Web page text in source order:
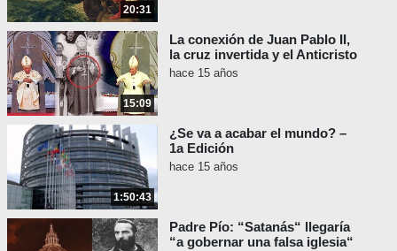
20:31
15:09
La conexión de Juan Pablo II,
la cruz invertida y el Anticristo
hace 15 años
1:50:43
¿Se va a acabar el mundo? –
1a Edición
hace 15 años
Padre Pío: “Satanás“ llegaría
“a gobernar una falsa iglesia“